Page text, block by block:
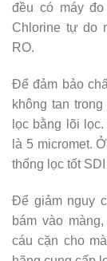
đều có máy
Chlorine tự do
RO.
Để đảm bảo
không tan
lọc bằng lõi
là 5 micromet.
thống lọc tốt
Để giảm nguy
bám vào
cáu cặn cho